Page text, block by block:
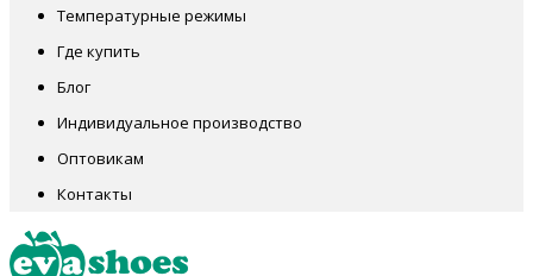
Температурные режимы
Где купить
Блог
Индивидуальное производство
Оптовикам
Контакты